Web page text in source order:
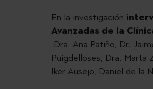
En la investigación
Avanzadas de la
Dra. Ana Patiño, Dr.
Puigdelloses, Dra. Marta
Iker Ausejo, Daniel de la